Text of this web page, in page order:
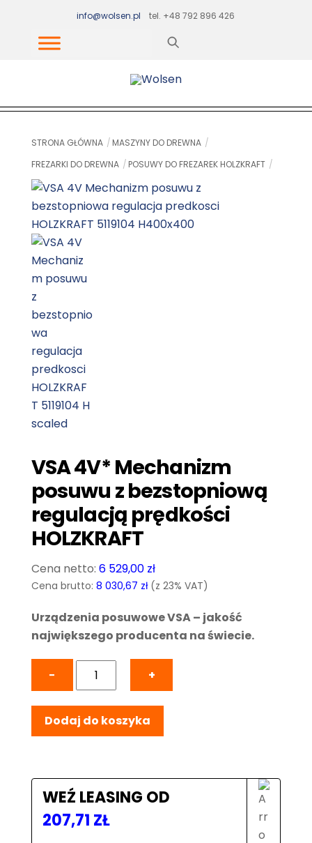
content
info@wolsen.pl tel. +48 792 896 426
STRONA GŁÓWNA
MASZYNY DO DREWNA
FREZARKI DO DREWNA
POSUWY DO FREZAREK HOLZKRAFT
VSA 4V* Mechanizm
posuwu z bezstopniową
regulacją prędkości
HOLZKRAFT
6 529,00 zł
Cena brutto: 8 030,67 zł(z 23% VAT)
Urządzenia posuwowe VSA – jakość
największego producenta na świecie.
−
ilość
4V*
Mechanizm
posuwu
bezstopniową
regulacją
prędkości
HOLZKRAFT
+
Dodaj do koszyka
WEŹ LEASING OD
207,71 ZŁ